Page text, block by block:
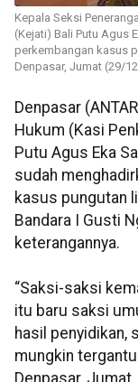
Kepala Seksi
(Kejati) Bali Putu Agus
perkembangan kasus
Denpasar, Jumat (29/
Denpasar
Hukum (Kasi
Putu Agus Eka
sudah
kasus pungutan
Bandara I Gusti
keterangannya.
“Saksi-saksi
itu baru saksi
hasil penyidikan,
mungkin